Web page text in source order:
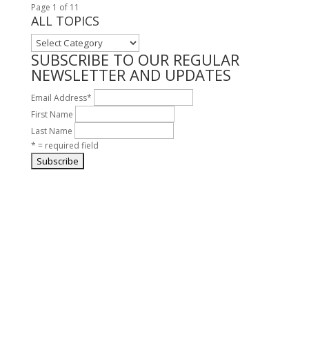
Page 1 of 1 1
ALL TOPICS
ALL
TOPICS
SUBSCRIBE TO OUR REGULAR
NEWSLETTER AND UPDATES
Email Address*
First Name
Last Name
* = required field